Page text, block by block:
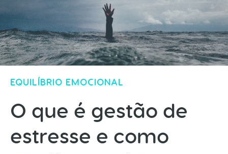
EQUILÍBRIO EMOCIONAL
O que é gestão de
estresse e como